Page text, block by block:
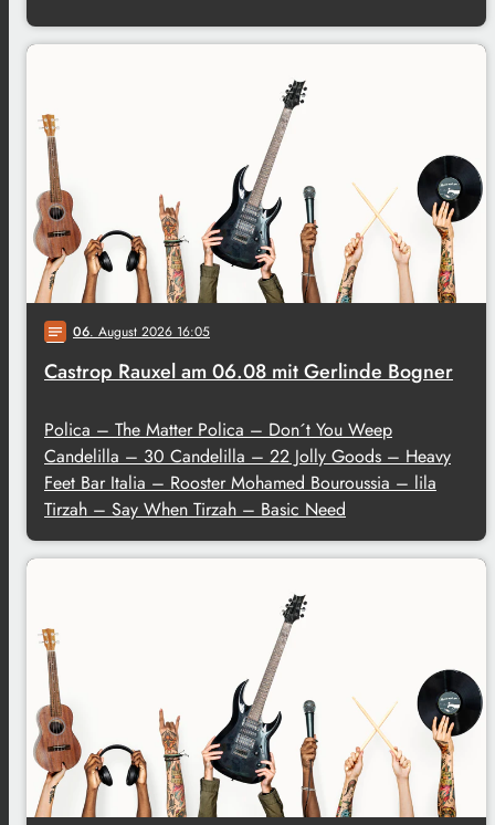
notes 06. August 2026 16:05
Castrop Rauxel am 06.08 mit Gerlinde Bogner
Polica – The Matter Polica – Don´t You Weep
Candelilla – 30 Candelilla – 22 Jolly Goods – Heavy
Feet Bar Italia – Rooster Mohamed Bouroussia – lila
Tirzah – Say When Tirzah – Basic Need